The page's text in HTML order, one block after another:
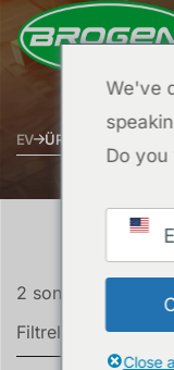
EV ÜRÜNLER “0–0.65
2 sonucun tümü
Filtreler
We've
Do
Close